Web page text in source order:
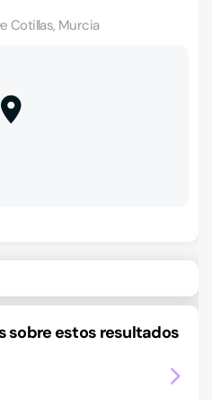
Cotillas, Murcia
sobre estos resultados